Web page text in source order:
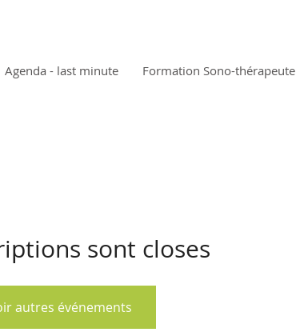
Agenda - last minute Formation Sono-thérapeute
sont closes
autres événements